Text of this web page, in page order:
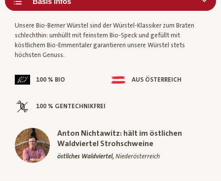
Unsere Bio-Berner Würstel sind der Würstel-Klassiker zum Braten
schlechthin: umhüllt mit feinstem Bio-Speck und gefüllt mit
köstlichem Bio-Emmentaler garantieren unsere Würstel stets
höchsten Genuss.
100 % BIO AUS ÖSTERREICH
100 % GENTECHNIKFREI
Anton Nichtawitz: hält im östlichen
Waldviertel Strohschweine
östliches Waldviertel, Niederösterreich